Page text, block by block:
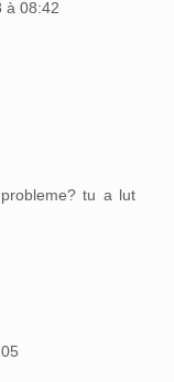
à 08:42
tu a lut